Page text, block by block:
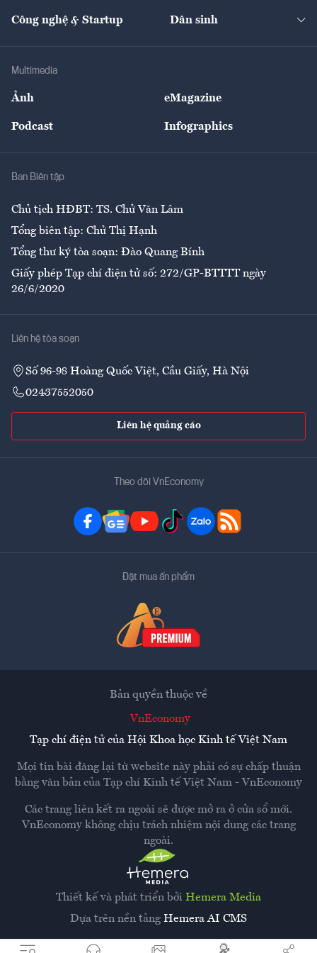
Tư vấn Nông sản
Giải trí
Công nghệ & Startup Dân sinh
Multimedia
Ảnh eMagazine
Podcast Infographics
Ban Biên tập
Chủ tịch HĐBT: TS. Chử Văn Lâm
Tổng biên tập: Chử Thị Hạnh
Tổng thư ký tòa soạn: Đào Quang Bính
Giấy phép Tạp chí điện tử số: 272/GP-BTTTT ngày
26/6/2020
Liên hệ tòa soạn
Số 96-98 Hoàng Quốc Việt, Cầu Giấy, Hà Nội
02437552050
Liên hệ quảng cáo
Theo dõi VnEconomy
Đặt mua ấn phẩm
Thiết kế và phát triển bởi Hemera Media
Dựa trên nền tảng Hemera AI CMS
Bản quyền thuộc về
VnEconomy
Tạp chí điện tử của Hội Khoa học Kinh tế Việt Nam
Mọi tin bài đăng lại từ website này phải có sự chấp thuận
bằng văn bản của Tạp chí Kinh tế Việt Nam - VnEconomy
Các trang liên kết ra ngoài sẽ được mở ra ở cửa sổ mới.
VnEconomy không chịu trách nhiệm nội dung các trang
ngoài.